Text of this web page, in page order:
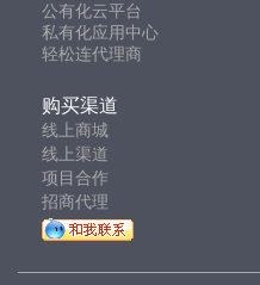
公有化云平台
私有化应用中心
轻松连代理商
购买渠道
线上商城
线上渠道
项目合作
招商代理